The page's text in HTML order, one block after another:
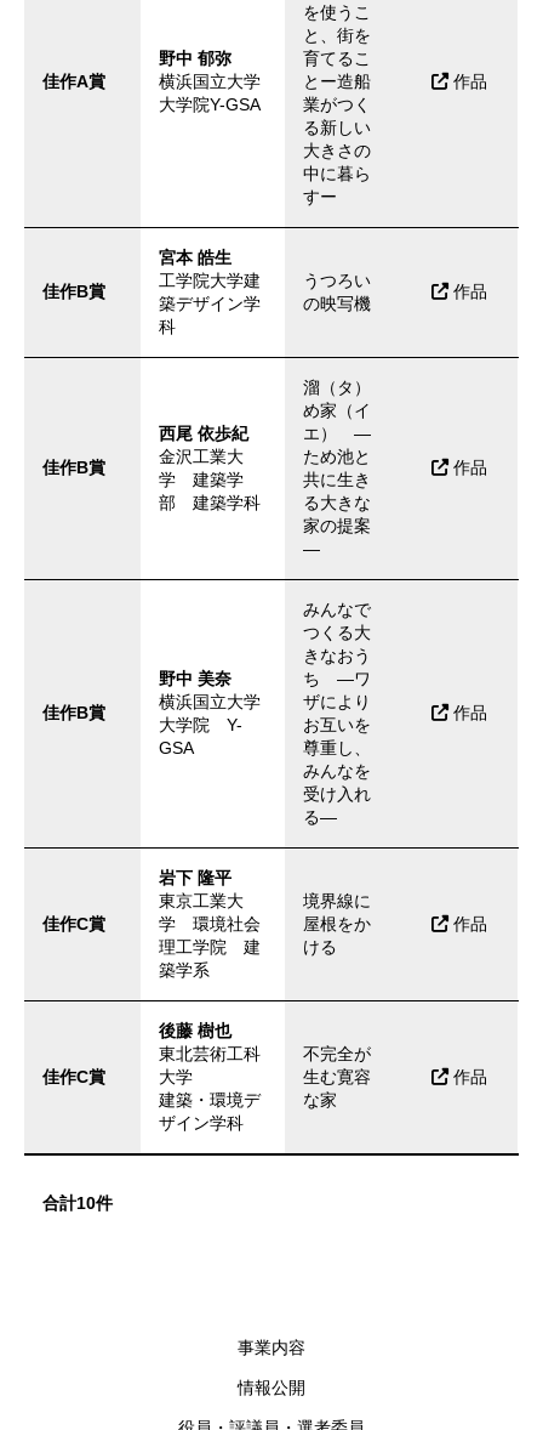
佳作A賞
野中 郁弥
横浜国立大学
大学院Y-GSA
を使うこ
と、街を
育てるこ
とー造船
業がつく
る新しい
大きさの
中に暮ら
すー
作品
佳作B賞
宮本 皓生
工学院大学建
築デザイン学
科
うつろい
の映写機
作品
佳作B賞
西尾 依歩紀
金沢工業大
学 建築学
部 建築学科
溜（タ）
め家（イ
エ） ―
ため池と
共に生き
る大きな
家の提案
―
作品
佳作B賞
野中 美奈
横浜国立大学
大学院 Y-
GSA
みんなで
つくる大
きなおう
ち ―ワ
ザにより
お互いを
尊重し、
みんなを
受け入れ
る―
作品
佳作C賞
岩下 隆平
東京工業大
学 環境社会
理工学院 建
築学系
境界線に
屋根をか
ける
作品
佳作C賞
後藤 樹也
東北芸術工科
大学
建築・環境デ
ザイン学科
不完全が
生む寛容
な家
作品
合計10件
事業内容
情報公開